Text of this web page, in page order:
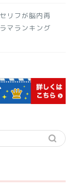
リフが脳内再
マランキング